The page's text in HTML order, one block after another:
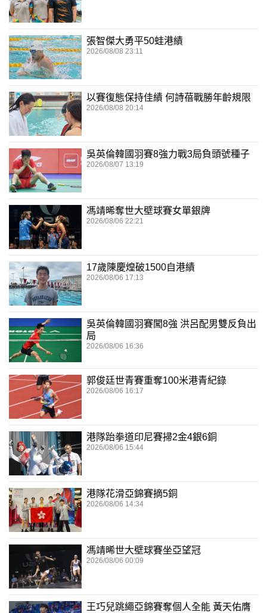
張智傑大勇平50蛙港績
2026/08/08 23:11
以賽復態保持佳績 何詩蓓戰勝年齡規限
2026/08/08 20:14
吳英倫韓國羽賽8強力戰3局負頭號種子
2026/08/07 13:19
馮靖晞奪世大壁球賽女單銀牌
2026/08/06 22:21
17歲陳慶煌破1500自港績
2026/08/06 17:13
吳英倫韓國羽賽闖8強 洪呂配男雙反負出
局
2026/08/06 16:36
郭俊廷世青賽重奪100米港青紀錄
2026/08/06 16:17
港隊跆拳道印尼賽掃2金4銀6銅
2026/08/06 15:44
港隊花滑亞錦賽摘5銅
2026/08/06 14:34
馮靖晞世大壁球賽坐亞望冠
2026/08/06 00:09
王巧兒跳繩亞錦賽奪個人全能 黃天佑膺